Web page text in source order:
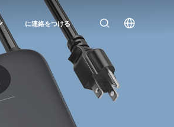
に連絡をつける